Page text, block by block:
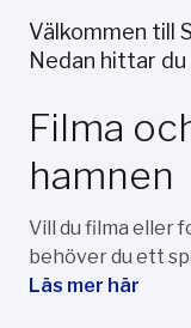
Välkommen till
Nedan hittar
Filma
hamnen
Vill du filma eller
behöver du ett
Läs mer här